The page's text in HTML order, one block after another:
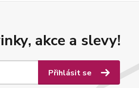
akce a slevy!
Přihlásit se